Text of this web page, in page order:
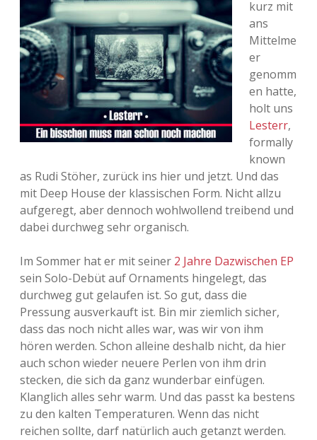
Visuelles
Wandnotizen
Adventskalender 2013
Adventskalender 2014
Adventskalender 2015
Adventskalender 2016
Adventskalender 2018
Adventskalender 2019
Adventskalender 2020
Adventskalender 2021
Adventskalender 2022
Adventskalender 2023
Adventskalender 2024
kurz mit
ans
Mittelme
er
genomm
en hatte,
holt uns
Lesterr,
formally
known
as Rudi Stöher, zurück ins hier und jetzt. Und das
mit Deep House der klassischen Form. Nicht allzu
aufgeregt, aber dennoch wohlwollend treibend und
dabei durchweg sehr organisch.
Im Sommer hat er mit seiner 2 Jahre Dazwischen EP
sein Solo-Debüt auf Ornaments hingelegt, das
durchweg gut gelaufen ist. So gut, dass die
Pressung ausverkauft ist. Bin mir ziemlich sicher,
dass das noch nicht alles war, was wir von ihm
hören werden. Schon alleine deshalb nicht, da hier
auch schon wieder neuere Perlen von ihm drin
stecken, die sich da ganz wunderbar einfügen.
Klanglich alles sehr warm. Und das passt ka bestens
zu den kalten Temperaturen. Wenn das nicht
reichen sollte, darf natürlich auch getanzt werden.